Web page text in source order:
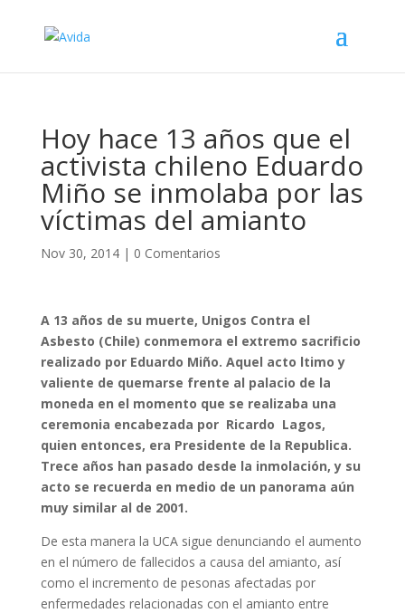
Hoy hace 13 años que el
activista chileno Eduardo
Miño se inmolaba por las
víctimas del amianto
Nov 30, 2014| 0 Comentarios
A 13 años de su muerte, Unigos Contra el
Asbesto (Chile) conmemora el extremo sacrificio
realizado por Eduardo Miño. Aquel acto ltimo y
valiente de quemarse frente al palacio de la
moneda en el momento que se realizaba una
ceremonia encabezada por Ricardo Lagos,
quien entonces, era Presidente de la Republica.
Trece años han pasado desde la inmolación, y su
acto se recuerda en medio de un panorama aún
muy similar al de 2001.
De esta manera la UCA sigue denunciando el aumento
en el número de fallecidos a causa del amianto, así
como el incremento de pesonas afectadas por
enfermedades relacionadas con el amianto entre